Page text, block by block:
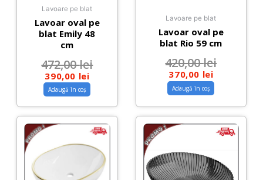
Lavoare pe blat
Lavoar oval pe
blat Emily 48
cm
472,00lei
390,00 lei
Adaugă în coș
Lavoare pe blat
Lavoar oval pe
blat Rio 59 cm
420,00lei
370,00 lei
Adaugă în coș